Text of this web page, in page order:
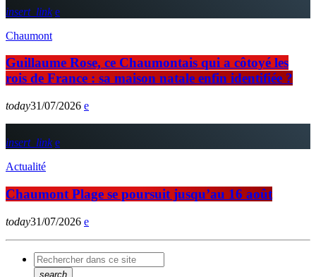
insert_link
Chaumont
Guillaume Rose, ce Chaumontais qui a côtoyé les
rois de France : sa maison natale enfin identifiée ?
today31/07/2026
insert_link
Actualité
Chaumont Plage se poursuit jusqu’au 16 août
today31/07/2026
search